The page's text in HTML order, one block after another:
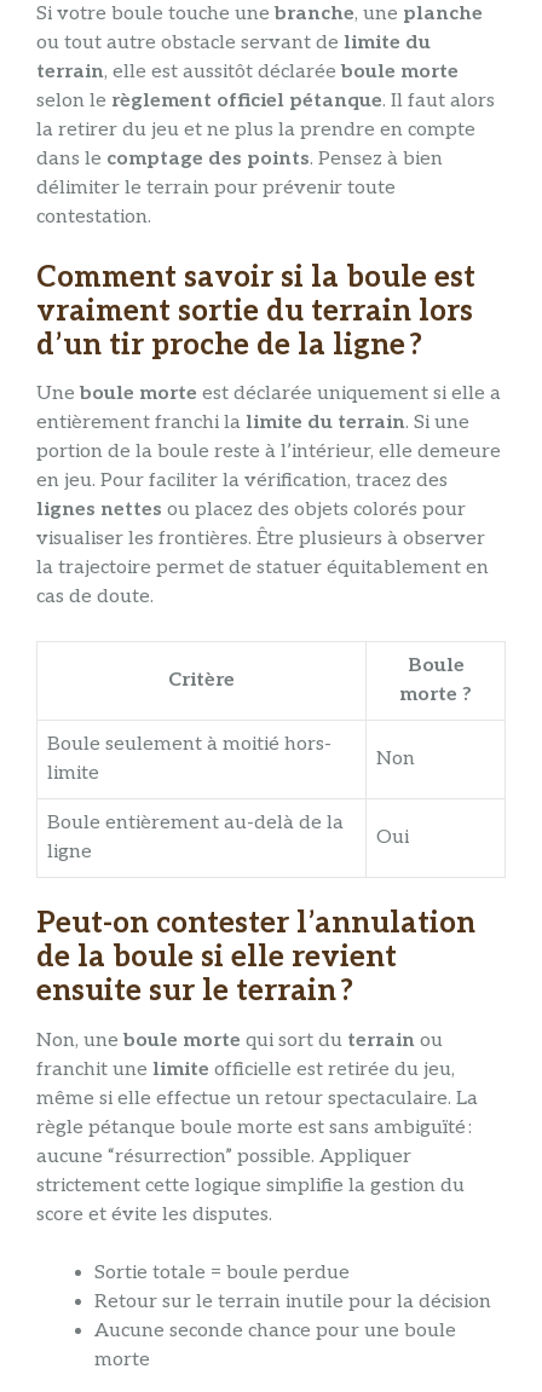
Si votre boule touche unebranche, une planche
ou tout autre obstacle servant de limite du
terrain, elle est aussitôt déclaréeboule morte
selon le règlement officiel pétanque. Il faut alors
la retirer du jeu et ne plus la prendre en compte
dans le comptage des points. Pensez à bien
délimiter le terrain pour prévenir toute
contestation.
Comment savoir si la boule est
vraiment sortie du terrain lors
d’un tir proche de la ligne ?
Uneboule morte est déclarée uniquement si elle a
entièrement franchi la limite du terrain. Si une
portion de la boule reste à l’intérieur, elle demeure
en jeu. Pour faciliter la vérification, tracez des
lignes nettes ou placez des objets colorés pour
visualiser les frontières. Être plusieurs à observer
la trajectoire permet de statuer équitablement en
cas de doute.
Critère
Boule
morte ?
Boule seulement à moitié hors-
limite
Non
Boule entièrement au-delà de la
ligne
Oui
Peut-on contester l’annulation
de la boule si elle revient
ensuite sur le terrain ?
Non, uneboule morte qui sort du terrain ou
franchit une limite officielle est retirée du jeu,
même si elle effectue un retour spectaculaire. La
règle pétanque boule morte est sans ambiguïté :
aucune “résurrection” possible. Appliquer
strictement cette logique simplifie la gestion du
score et évite les disputes.
Sortie totale = boule perdue
Retour sur le terrain inutile pour la décision
Aucune seconde chance pour une boule
morte